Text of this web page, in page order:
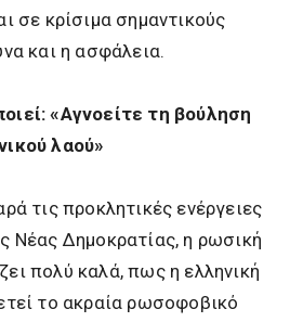
σε κρίσιμα σημαντικούς
και η ασφάλεια.
«Αγνοείτε τη βούληση
λαού»
τις προκλητικές ενέργειες
Νέας Δημοκρατίας, η ρωσική
πολύ καλά, πως η ελληνική
το ακραία ρωσοφοβικό